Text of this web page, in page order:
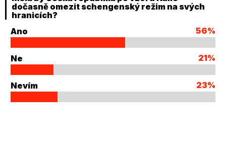
dočasně omezit schengenský režim na svých
hranicích?
Ano
56%
Ne 21%
Nevím 23%